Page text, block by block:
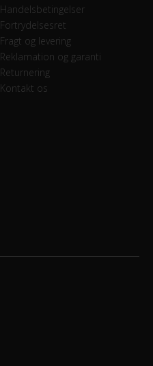
Handelsbetingelser
Fortrydelsesret
Fragt og levering
Reklamation og garanti
Returnering
Kontakt os